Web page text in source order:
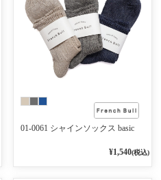
01-0061 シャインソックス basic
¥1,540(税込)